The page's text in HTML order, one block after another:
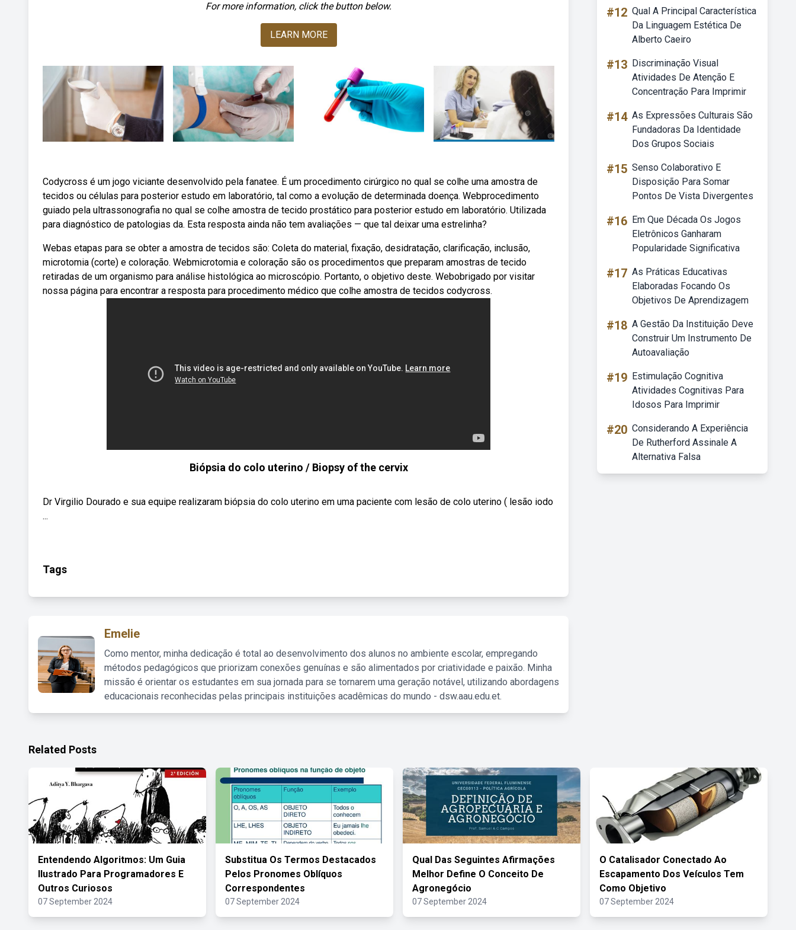
For more information, click the button below.
LEARN MORE
Codycross é um jogo viciante desenvolvido pela fanatee. É um procedimento cirúrgico no qual se colhe uma amostra de
tecidos ou células para posterior estudo em laboratório, tal como a evolução de determinada doença. Webprocedimento
guiado pela ultrassonografia no qual se colhe amostra de tecido prostático para posterior estudo em laboratório. Utilizada
para diagnóstico de patologias da. Esta resposta ainda não tem avaliações — que tal deixar uma estrelinha?
Webas etapas para se obter a amostra de tecidos são: Coleta do material, fixação, desidratação, clarificação, inclusão,
microtomia (corte) e coloração. Webmicrotomia e coloração são os procedimentos que preparam amostras de tecido
retiradas de um organismo para análise histológica ao microscópio. Portanto, o objetivo deste. Webobrigado por visitar
nossa página para encontrar a resposta para procedimento médico que colhe amostra de tecidos codycross.
Biópsia do colo uterino / Biopsy of the cervix
Dr Virgilio Dourado e sua equipe realizaram biópsia do colo uterino em uma paciente com lesão de colo uterino ( lesão iodo
...
Tags
Emelie
Como mentor, minha dedicação é total ao desenvolvimento dos alunos no ambiente escolar, empregando
métodos pedagógicos que priorizam conexões genuínas e são alimentados por criatividade e paixão. Minha
missão é orientar os estudantes em sua jornada para se tornarem uma geração notável, utilizando abordagens
educacionais reconhecidas pelas principais instituições acadêmicas do mundo - dsw.aau.edu.et.
#12 Qual A Principal Característica
Da Linguagem Estética De
Alberto Caeiro
#13 Discriminação Visual
Atividades De Atenção E
Concentração Para Imprimir
#14 As Expressões Culturais São
Fundadoras Da Identidade
Dos Grupos Sociais
#15 Senso Colaborativo E
Disposição Para Somar
Pontos De Vista Divergentes
#16 Em Que Década Os Jogos
Eletrônicos Ganharam
Popularidade Significativa
#17 As Práticas Educativas
Elaboradas Focando Os
Objetivos De Aprendizagem
#18 A Gestão Da Instituição Deve
Construir Um Instrumento De
Autoavaliação
#19 Estimulação Cognitiva
Atividades Cognitivas Para
Idosos Para Imprimir
#20 Considerando A Experiência
De Rutherford Assinale A
Alternativa Falsa
Related Posts
Entendendo Algoritmos: Um Guia
Ilustrado Para Programadores E
Outros Curiosos
07 September 2024
Substitua Os Termos Destacados
Pelos Pronomes Oblíquos
Correspondentes
07 September 2024
Qual Das Seguintes Afirmações
Melhor Define O Conceito De
Agronegócio
07 September 2024
O Catalisador Conectado Ao
Escapamento Dos Veículos Tem
Como Objetivo
07 September 2024